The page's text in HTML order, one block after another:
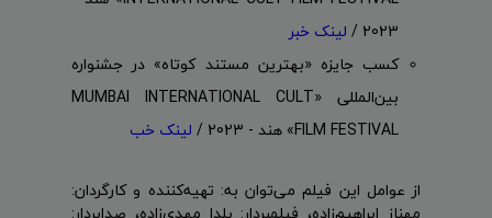
2023 /
لینک خبر
کسب جایزه «بهترین مستند کوتاه» در جشنواره
بین‌المللی «MUMBAI INTERNATIONAL CULT
FILM FESTIVAL» هند - 2023 /
لینک خب
از عوامل این فیلم می‌توان به: تهیه‌کننده و کارگردان: